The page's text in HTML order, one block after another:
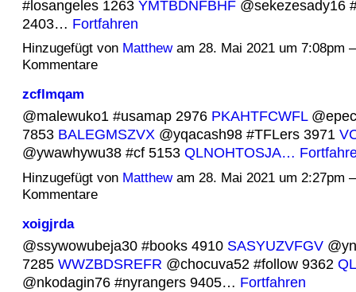
#losangeles 1263 YMTBDNFBHF@sekezesady16
2403… Fortfahren
Hinzugefügt von Matthewam 28. Mai 2021 um 7:08pm
Kommentare
zcflmqam
@malewuko1 #usamap 2976 PKAHTFCWFL
7853 BALEGMSZVX@yqacash98 #TFLers 3971
@ywawhywu38 #cf 5153 QLNOHTOSJA…
Hinzugefügt von Matthewam 28. Mai 2021 um 2:27pm
Kommentare
xoigjrda
@ssywowubeja30 #books 4910 SASYUZVFGV
7285 WWZBDSREFR @chocuva52 #follow 9362
@nkodagin76 #nyrangers 9405… Fortfahren